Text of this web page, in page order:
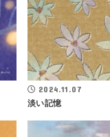
2024.11.07
淡い記憶